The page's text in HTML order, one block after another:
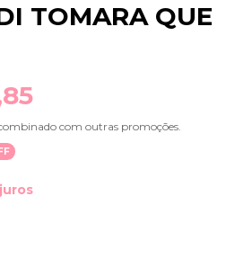
TOMARA QUE
com outras promoções.